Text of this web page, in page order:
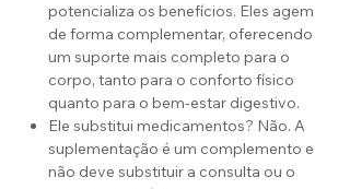
potencializa os benefícios. Eles agem
de forma complementar, oferecendo
um suporte mais completo para o
corpo, tanto para o conforto físico
quanto para o bem-estar digestivo.
Ele substitui medicamentos? Não. A
suplementação é um complemento e
não deve substituir a consulta ou o